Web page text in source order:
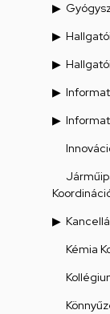
Kémia